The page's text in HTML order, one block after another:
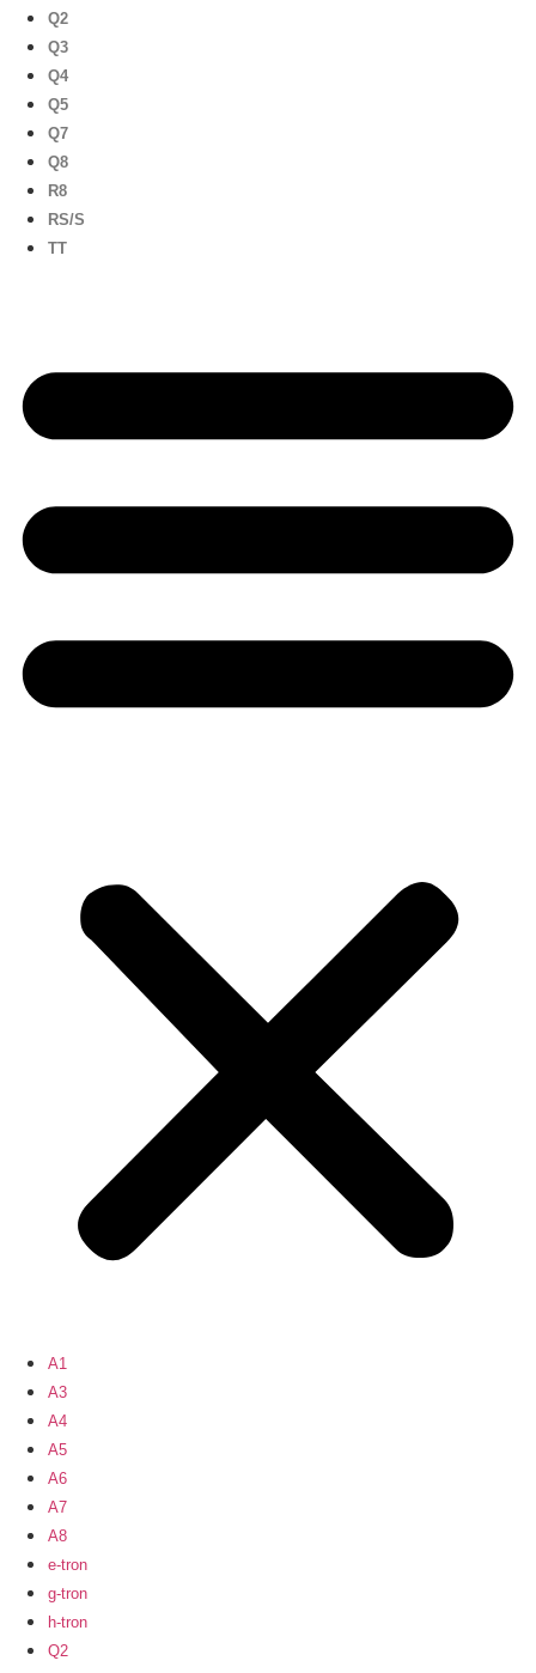
Q2
Q3
Q4
Q5
Q7
Q8
R8
RS/S
TT
A1
A3
A4
A5
A6
A7
A8
e-tron
g-tron
h-tron
Q2